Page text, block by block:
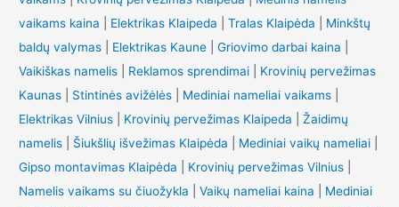
vaikams kaina
Elektrikas Klaipeda |Tralas Klaipėda
Minkštų
baldų valymas
Elektrikas Kaune |Griovimo darbai kaina
Vaikiškas namelis
Reklamos sprendimai
Krovinių pervežimas
Kaunas
Stintinės avižėlės Mediniai nameliai vaikams
Elektrikas Vilnius
Krovinių pervežimas Klaipeda |Žaidimų
namelis
Šiukšlių išvežimas Klaipėda Mediniai vaikų nameliai
Gipso montavimas Klaipėda
Krovinių pervežimas Vilnius
Namelis vaikams su čiuožykla |Vaikų nameliai kaina
Mediniai